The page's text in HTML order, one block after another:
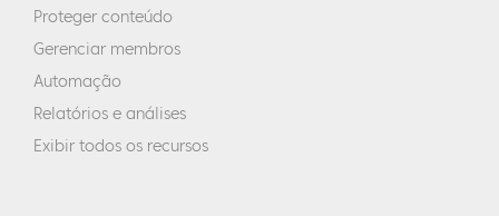
Proteger conteúdo
Gerenciar membros
Automação
Relatórios e análises
Exibir todos os recursos